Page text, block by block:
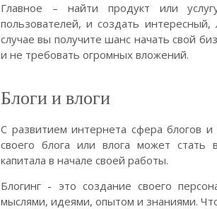
Главное – найти продукт или
пользователей, и создать
случае вы получите шанс начать свой
и не требовать огромных вложений.
Блоги и влоги
С развитием интернета сфера блогов
своего блога или влога может
капитала в начале своей работы.
Блогинг - это создание своего
мыслями, идеями, опытом и знаниями.